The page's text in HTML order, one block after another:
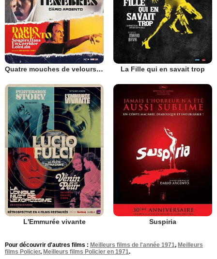
Quatre mouches de velours gris La Fille qui en savait trop
L'Emmurée vivante Suspiria
Pour découvrir d'autres films : Meilleurs films de l'année 1971, Meilleurs
films Policier, Meilleurs films Policier en 1971.